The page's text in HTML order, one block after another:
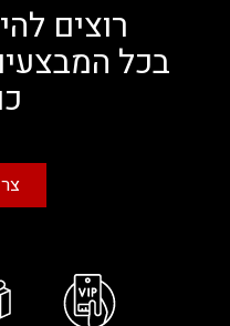
רוצים
בכל